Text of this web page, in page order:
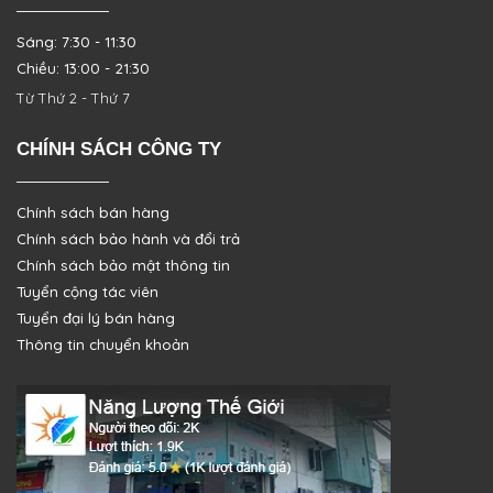
Sáng: 7:30 - 11:30
Chiều: 13:00 - 21:30
Từ Thứ 2 - Thứ 7
CHÍNH SÁCH CÔNG TY
Chính sách bán hàng
Chính sách bảo hành và đổi trả
Chính sách bảo mật thông tin
Tuyển cộng tác viên
Tuyển đại lý bán hàng
Thông tin chuyển khoản